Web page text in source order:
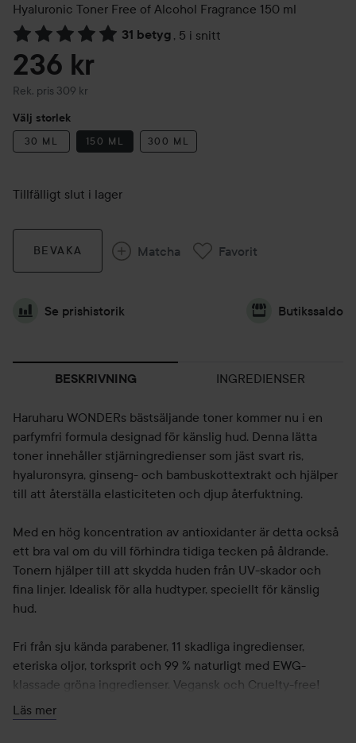
Hyaluronic Toner Free of Alcohol Fragrance 150 ml
31 betyg , 5 i snitt
Hoppa till Betyg & kommentarer
236 kr
Rek. pris 309 kr
Rekommenderat pris 309 kr
Välj storlek
30 ML 150 ML 300 ML
Tillfälligt slut i lager
BEVAKA Matcha Favorit
Se prishistorik Butikssaldo
BESKRIVNING INGREDIENSER
Haruharu WONDERs bästsäljande toner kommer nu i en
parfymfri formula designad för känslig hud. Denna lätta
toner innehåller stjärningredienser som jäst svart ris,
hyaluronsyra, ginseng- och bambuskottextrakt och hjälper
till att återställa elasticiteten och djup återfuktning.
Med en hög koncentration av antioxidanter är detta också
ett bra val om du vill förhindra tidiga tecken på åldrande.
Tonern hjälper till att skydda huden från UV-skador och
fina linjer. Idealisk för alla hudtyper, speciellt för känslig
hud.
Fri från sju kända parabener, 11 skadliga ingredienser,
eteriska oljor, torksprit och 99 % naturligt med EWG-
klassade gröna ingredienser. Vegansk och Cruelty-free!
Användning:
Läs mer